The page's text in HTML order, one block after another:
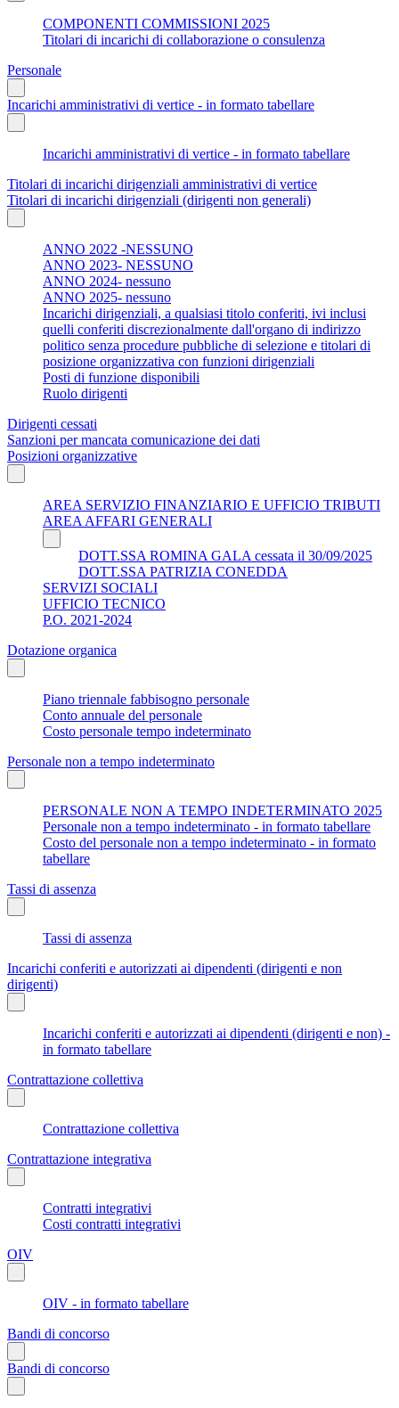
COMPONENTI COMMISSIONI 2025
Titolari di incarichi di collaborazione o consulenza
Personale
Incarichi amministrativi di vertice - in formato tabellare
Incarichi amministrativi di vertice - in formato tabellare
Titolari di incarichi dirigenziali amministrativi di vertice
Titolari di incarichi dirigenziali (dirigenti non generali)
ANNO 2022 -NESSUNO
ANNO 2023- NESSUNO
ANNO 2024- nessuno
ANNO 2025- nessuno
Incarichi dirigenziali, a qualsiasi titolo conferiti, ivi inclusi
quelli conferiti discrezionalmente dall'organo di indirizzo
politico senza procedure pubbliche di selezione e titolari di
posizione organizzativa con funzioni dirigenziali
Posti di funzione disponibili
Ruolo dirigenti
Dirigenti cessati
Sanzioni per mancata comunicazione dei dati
Posizioni organizzative
AREA SERVIZIO FINANZIARIO E UFFICIO TRIBUTI
AREA AFFARI GENERALI
DOTT.SSA ROMINA GALA cessata il 30/09/2025
DOTT.SSA PATRIZIA CONEDDA
SERVIZI SOCIALI
UFFICIO TECNICO
P.O. 2021-2024
Dotazione organica
Piano triennale fabbisogno personale
Conto annuale del personale
Costo personale tempo indeterminato
Personale non a tempo indeterminato
PERSONALE NON A TEMPO INDETERMINATO 2025
Personale non a tempo indeterminato - in formato tabellare
Costo del personale non a tempo indeterminato - in formato
tabellare
Tassi di assenza
Tassi di assenza
Incarichi conferiti e autorizzati ai dipendenti (dirigenti e non
dirigenti)
Incarichi conferiti e autorizzati ai dipendenti (dirigenti e non) -
in formato tabellare
Contrattazione collettiva
Contrattazione collettiva
Contrattazione integrativa
Contratti integrativi
Costi contratti integrativi
OIV
OIV - in formato tabellare
Bandi di concorso
Bandi di concorso